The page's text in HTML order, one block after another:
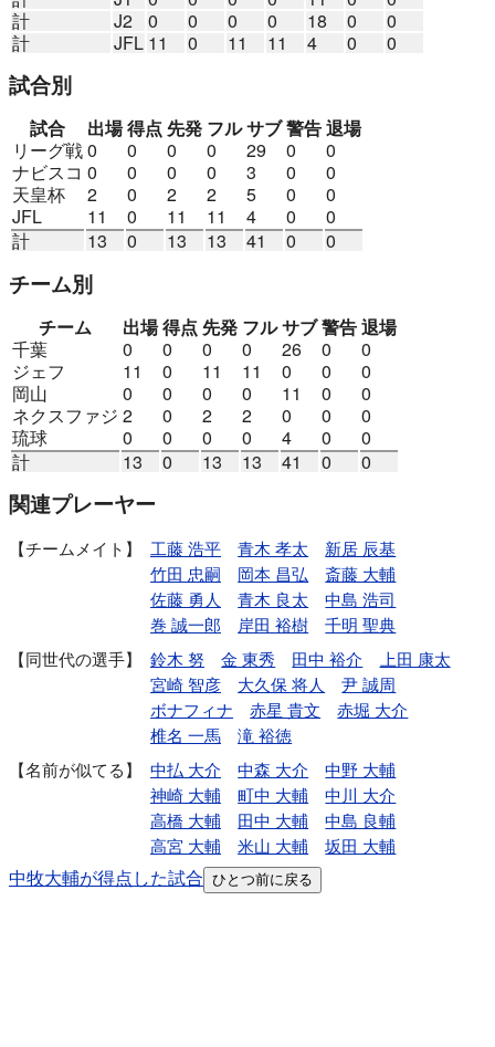
計
J2 0 0 0 0 18 0
0
計
JFL 11 0 11 11 4 0 0
試合別
試合 出場得点 先発 フルサブ警告退場
リーグ戦0 0 0 0 29 0
0
ナビスコ 0 0 0 0 3 0
0
天皇杯
2 0 2 2 5 0
0
JFL
11 0 11 11 4 0
0
計
13 0 13 13 41 0 0
チーム別
チーム 出場得点 先発 フルサブ警告退場
千葉
0 0 0 0 26 0
0
ジェフ
11 0 11 11 0 0
0
岡山
0 0 0 0 11 0
0
ネクスファジ 2 0 2 2 0 0
0
琉球
0 0 0 0 4 0
0
計
13 0 13 13 41 0 0
関連プレーヤー
チームメイト 工藤 浩平 青木 孝太
新居 辰基
竹田 忠嗣
岡本 昌弘
斎藤 大輔
佐藤 勇人
青木 良太
中島 浩司
巻 誠一郎
岸田 裕樹
千明 聖典
同世代の選手
鈴木 努 金 東秀 田中 裕介
上田 康太
宮崎 智彦
大久保 将人
尹 誠周
ボナフィナ
赤星 貴文
赤堀 大介
椎名 一馬
滝 裕徳
名前が似てる
中払 大介 中森 大介
中野 大輔
神崎 大輔
町中 大輔
中川 大介
高橋 大輔
田中 大輔
中島 良輔
高宮 大輔
米山 大輔 坂田 大輔
中牧大輔が得点した試合 ひとつ前に戻る